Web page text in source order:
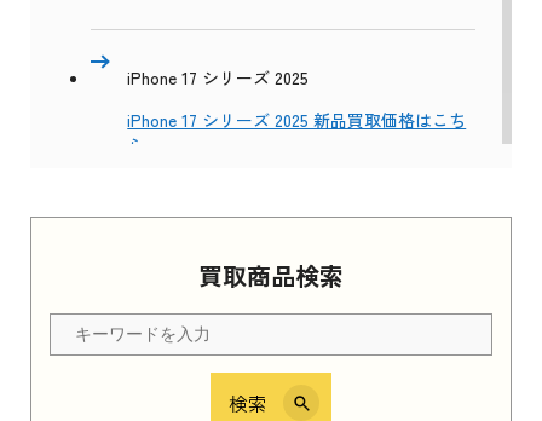
買取商品検索
検索
iPhone 17 シリーズ 2025
iPhone 17 シリーズ 2025 新品買取価格はこち
ら
Apple Watch Series 11 2025 新品買取価格はこ
ちら
iPhone 16e シリーズ 2025